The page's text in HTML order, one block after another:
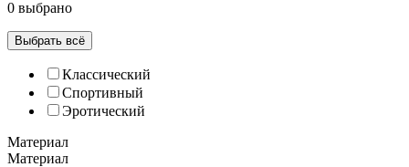
0 выбрано
Выбрать всё
Классический
Спортивный
Эротический
Материал
Материал